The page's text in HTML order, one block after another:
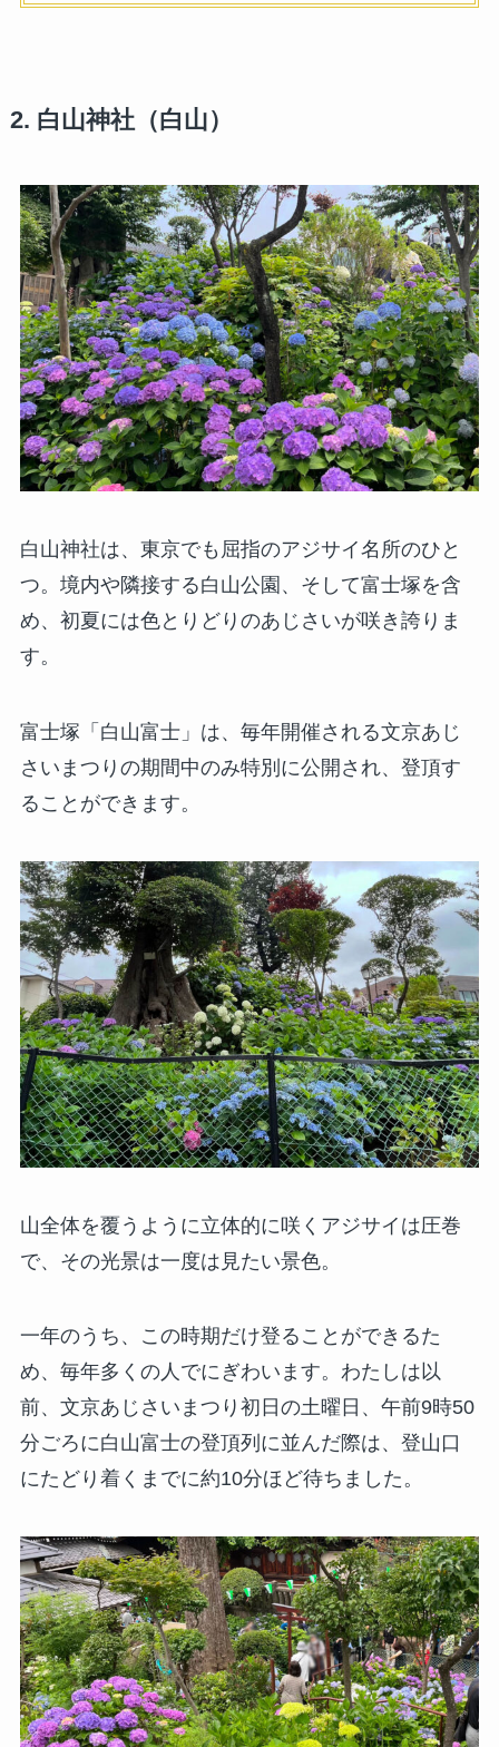
2. 白山神社（白山）
白山神社は、東京でも屈指のアジサイ名所のひと
つ。境内や隣接する白山公園、そして富士塚を含
め、初夏には色とりどりのあじさいが咲き誇りま
す。
富士塚「白山富士」は、毎年開催される文京あじ
さいまつりの期間中のみ特別に公開され、登頂す
ることができます。
山全体を覆うように立体的に咲くアジサイは圧巻
で、その光景は一度は見たい景色。
一年のうち、この時期だけ登ることができるた
め、毎年多くの人でにぎわいます。わたしは以
前、文京あじさいまつり初日の土曜日、午前9時50
分ごろに白山富士の登頂列に並んだ際は、登山口
にたどり着くまでに約10分ほど待ちました。